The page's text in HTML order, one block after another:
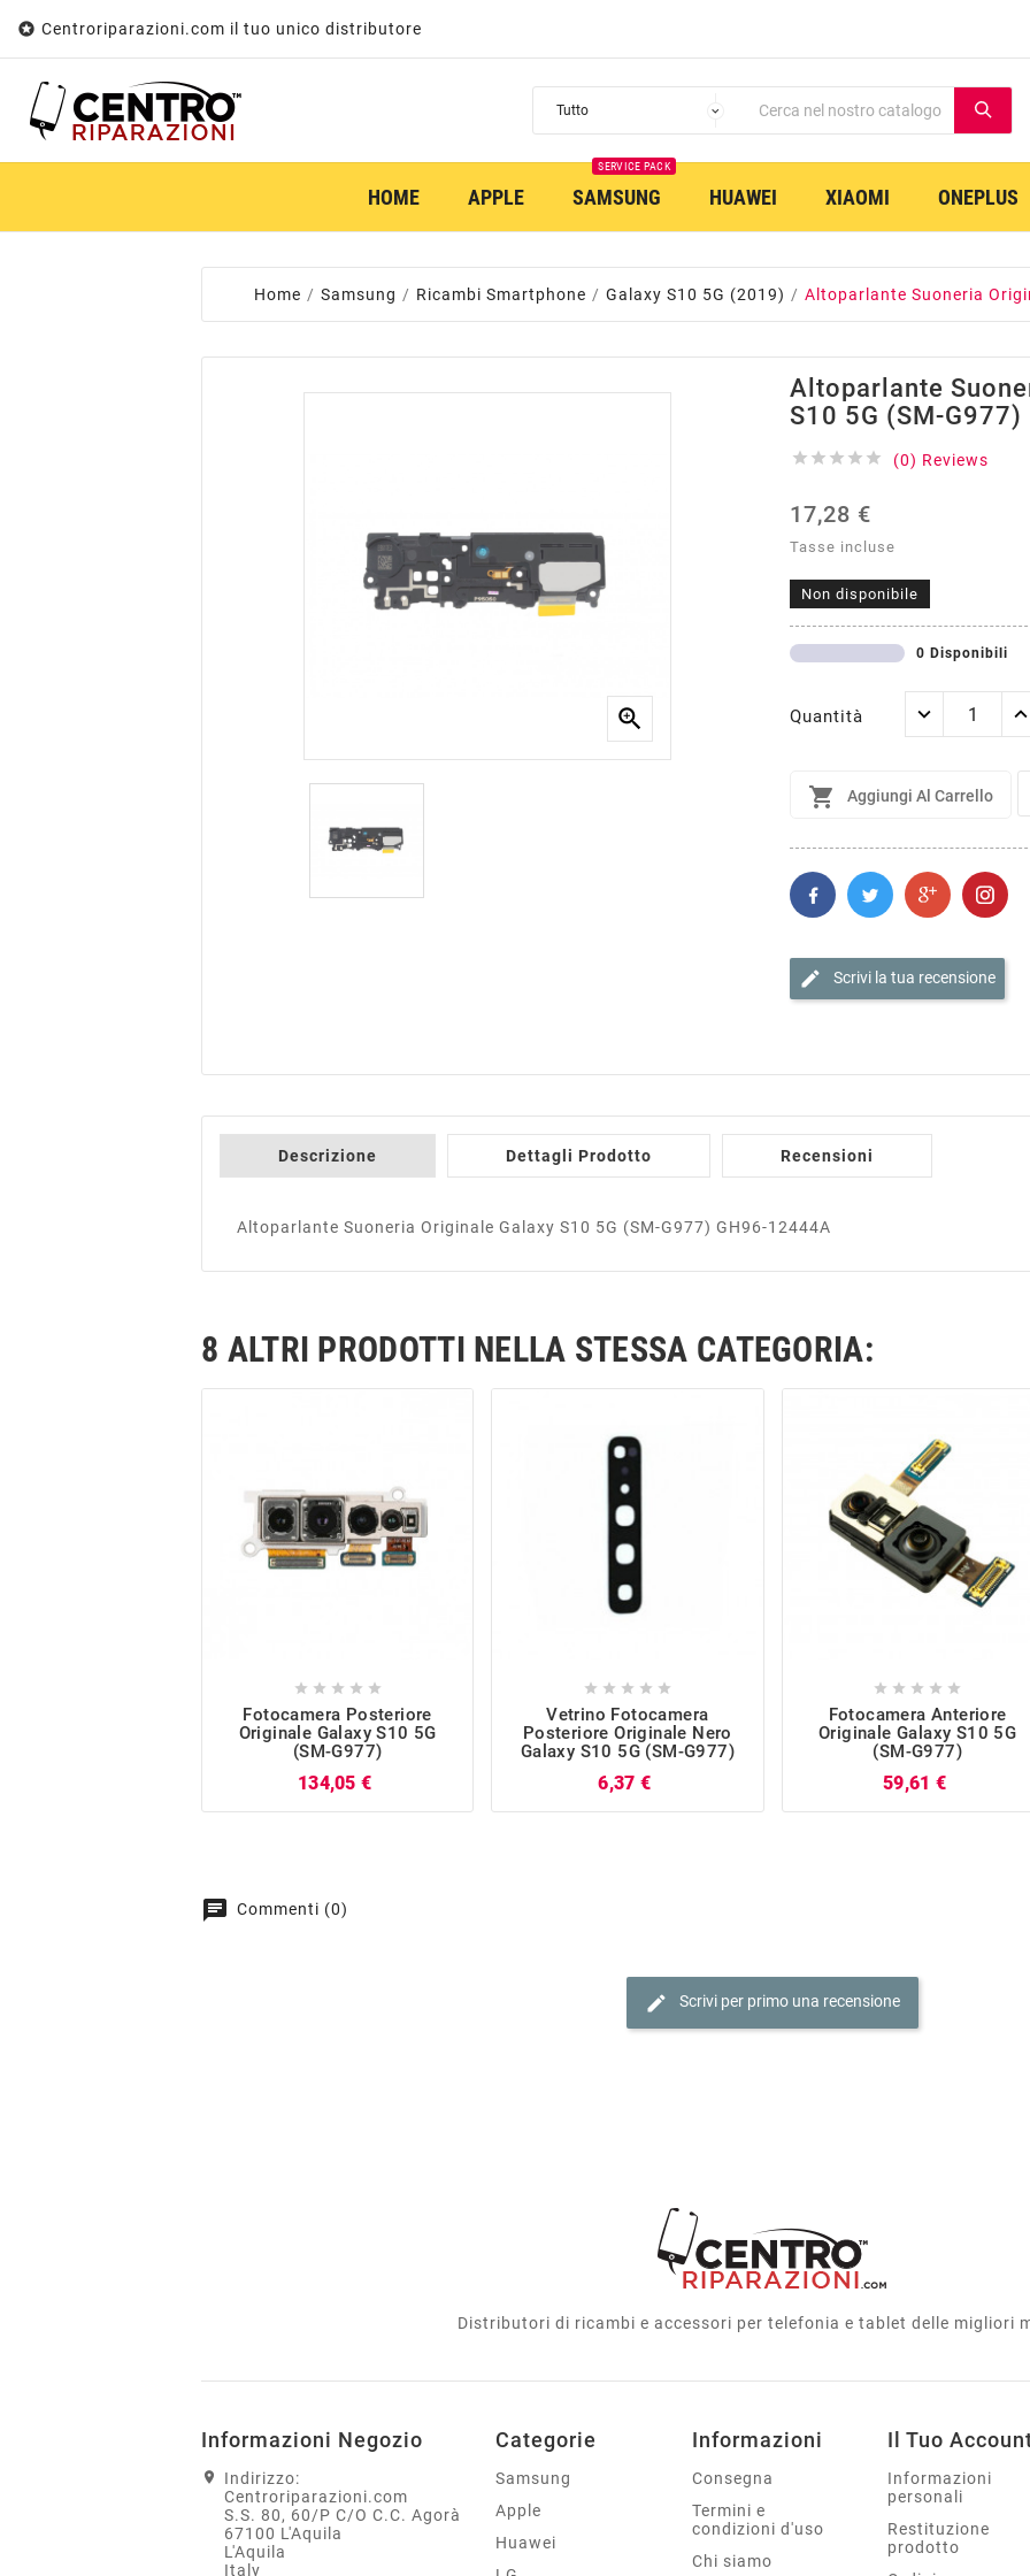
 Centroriparazioni.com il tuo unico distributore
HOME APPLE SAMSUNG
SERVICE PACK
HUAWEI XIAOMI ONEPLUS
Home Samsung Ricambi Smartphone Galaxy S10 5G (2019) Altoparlante Suoneria

Altoparlante
S10 5G (SM-G977)
     (0) Reviews
17,28 €
Tasse incluse
Non disponibile
0 Disponibili
Quantità
 Aggiungi Al Carrello
edit Scrivi la tua recensione
Descrizione Dettagli Prodotto Recensioni
Altoparlante Suoneria Originale Galaxy S10 5G (SM-G977) GH96-12444A
8 ALTRI PRODOTTI NELLA STESSA CATEGORIA:
    
Fotocamera Posteriore
Originale Galaxy S10 5G
(SM-G977)
134,05 €
    
Vetrino Fotocamera
Posteriore Originale Nero
Galaxy S10 5G (SM-G977)
6,37 €
    
Fotocamera Anteriore
Originale Galaxy S10 5G
(SM-G977)
59,61 €
chat Commenti (0)
edit Scrivi per primo una recensione
Distributori di ricambi e accessori per telefonia e tablet delle migliori
Informazioni Negozio
Indirizzo:
Centroriparazioni.com
S.S. 80, 60/P C/O C.C. Agorà
67100 L'Aquila
L'Aquila
Italy
Categorie
Samsung
Apple
Huawei
Informazioni
Consegna
Termini e
condizioni d'uso
Chi siamo
Il Tuo
Informazioni
personali
Restituzione
prodotto